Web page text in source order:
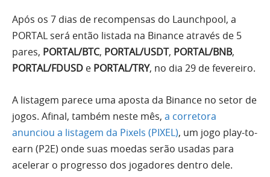
Após os 7 dias de recompensas do Launchpool, a
PORTAL será então listada na Binance através de 5
pares, PORTAL/BTC, PORTAL/USDT, PORTAL/BNB,
PORTAL/FDUSD e PORTAL/TRY, no dia 29 de fevereiro.
A listagem parece uma aposta da Binance no setor de
jogos. Afinal, também neste mês, a corretora
anunciou a listagem da Pixels (PIXEL), um jogo play-to-
earn (P2E) onde suas moedas serão usadas para
acelerar o progresso dos jogadores dentro dele.